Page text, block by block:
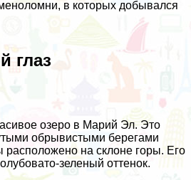
в которых добывался
глаз
озеро в Марий Эл. Это
обрывистыми берегами
на склоне горы. Его
зеленый оттенок.